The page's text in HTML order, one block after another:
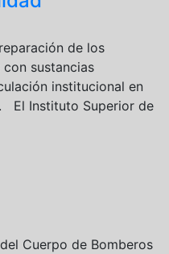
de los
sustancias
institucional en
El Instituto Superior de
Cuerpo de Bomberos